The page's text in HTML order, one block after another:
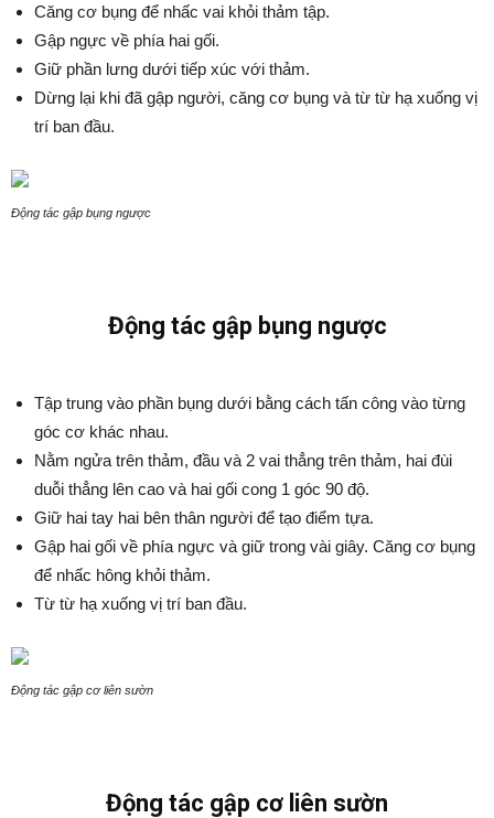
Căng cơ bụng để nhấc vai khỏi thảm tập.
Gập ngực về phía hai gối.
Giữ phần lưng dưới tiếp xúc với thảm.
Dừng lại khi đã gập người, căng cơ bụng và từ từ hạ xuống vị
trí ban đầu.
Động tác gập bụng ngược
Động tác gập bụng ngược
Tập trung vào phần bụng dưới bằng cách tấn công vào từng
góc cơ khác nhau.
Nằm ngửa trên thảm, đầu và 2 vai thẳng trên thảm, hai đùi
duỗi thẳng lên cao và hai gối cong 1 góc 90 độ.
Giữ hai tay hai bên thân người để tạo điểm tựa.
Gập hai gối về phía ngực và giữ trong vài giây. Căng cơ bụng
để nhấc hông khỏi thảm.
Từ từ hạ xuống vị trí ban đầu.
Động tác gập cơ liên sườn
Động tác gập cơ liên sườn